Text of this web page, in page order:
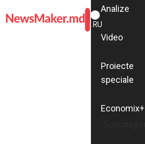
ROMÂNĂ
RU
Analize
Video
Proiecte
speciale
Economix+